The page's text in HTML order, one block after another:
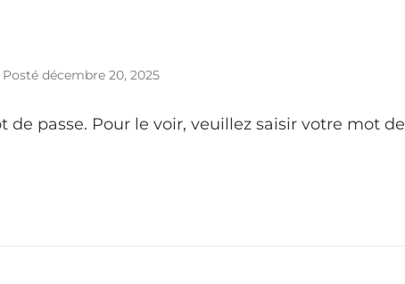
Posté décembre 20, 2025
passe. Pour le voir, veuillez saisir votre mot de